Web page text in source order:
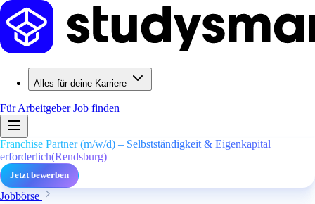
Alles für deine Karriere
Für ArbeitgeberJob finden
Franchise Partner (m/w/d) – Selbstständigkeit & Eigenkapital
erforderlich(Rendsburg)
Jetzt bewerben
Jobbörse